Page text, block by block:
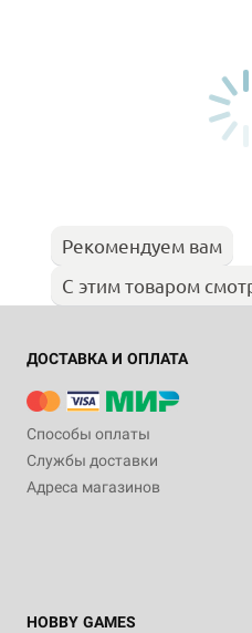
Рекомендуем вам
С этим товаром
ДОСТАВКА И ОПЛАТА
Способы оплаты
Службы доставки
Адреса магазинов
HOBBY GAMES